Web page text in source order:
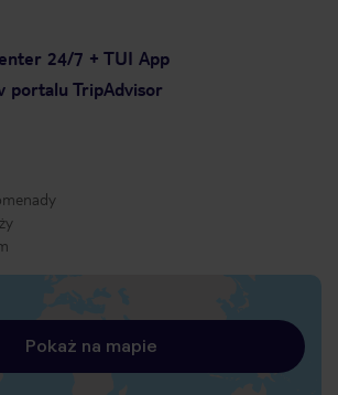
24/7 + TUI App
portalu TripAdvisor
Pokaż na mapie